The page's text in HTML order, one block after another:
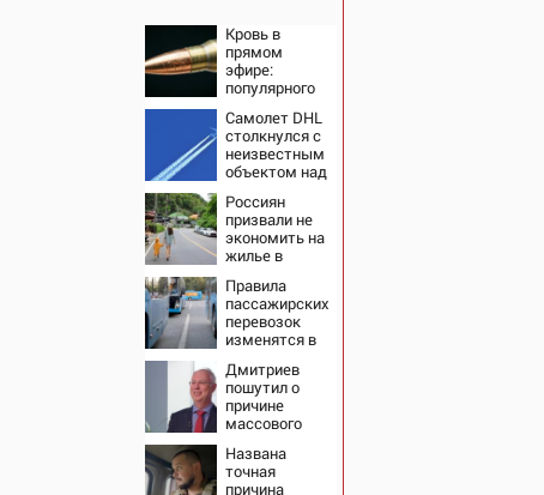
Кровь в
прямом
эфире:
популярного
застрелили у
ресторана
Самолет DHL
столкнулся с
неизвестным
объектом над
Новости на
Вести.ru
Россиян
призвали не
экономить на
жилье в
безопасности
Правила
пассажирских
перевозок
изменятся в
сентября
Дмитриев
пошутил о
причине
массового
мигрантов в
Европу -
Названа
точная
причина